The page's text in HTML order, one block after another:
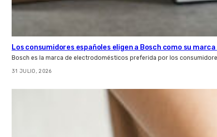
Los consumidores españoles eligen a Bosch como su
Bosch es la marca de electrodomésticos preferida por los
31 JULIO, 2026